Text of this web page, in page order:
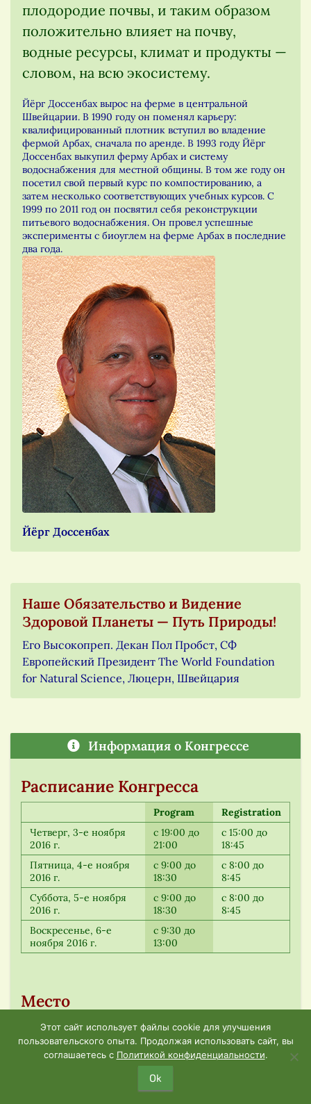
плодородие почвы, и таким образом
положительно влияет на почву,
водные ресурсы, климат и продукты —
словом, на всю экосистему.
Йёрг Доссенбах вырос на ферме в центральной
Швейцарии. В 1990 году он поменял карьеру:
квалифицированный плотник вступил во владение
фермой Арбах, сначала по аренде. В 1993 году Йёрг
Доссенбах выкупил ферму Арбах и систему
водоснабжения для местной общины. В том же году он
посетил свой первый курс по компостированию, а
затем несколько соответствующих учебных курсов. С
1999 по 2011 год он посвятил себя реконструкции
питьевого водоснабжения. Он провел успешные
эксперименты с биоуглем на ферме Арбах в последние
два года.
Йёрг Доссенбах
Наше Обязательство и Видение
Здоровой Планеты — Путь Природы!
Его Высокопреп. Декан Пол Пробст, СФ
Европейский Президент The World Foundation
for Natural Science, Люцерн, Швейцария
Информация о Конгрессе
Расписание Конгресса
Program
Registration
Четверг, 3-е ноября
2016 г.
с 19:00 до
21:00
с 15:00 до
18:45
Пятница, 4-е ноября
2016 г.
с 9:00 до
18:30
с 8:00 до
8:45
Суббота, 5-е ноября
2016 г.
с 9:00 до
18:30
с 8:00 до
8:45
Воскресенье, 6-е
ноября 2016 г.
с 9:30 до
13:00
Место
Отель будет полностью свободным от
табачного дыма на протяжении всего
Конгресса!
Этот сайт использует файлы cookie для улучшения
пользовательского опыта. Продолжая использовать сайт, вы
соглашаетесь с Политикой конфиденциальности.
Ok